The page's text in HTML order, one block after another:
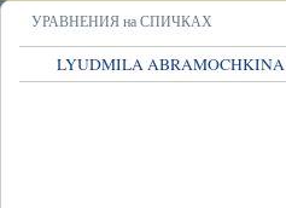
УРАВНЕНИЯ на СПИЧКАХ
LYUDMILA ABRAMOCHKINA